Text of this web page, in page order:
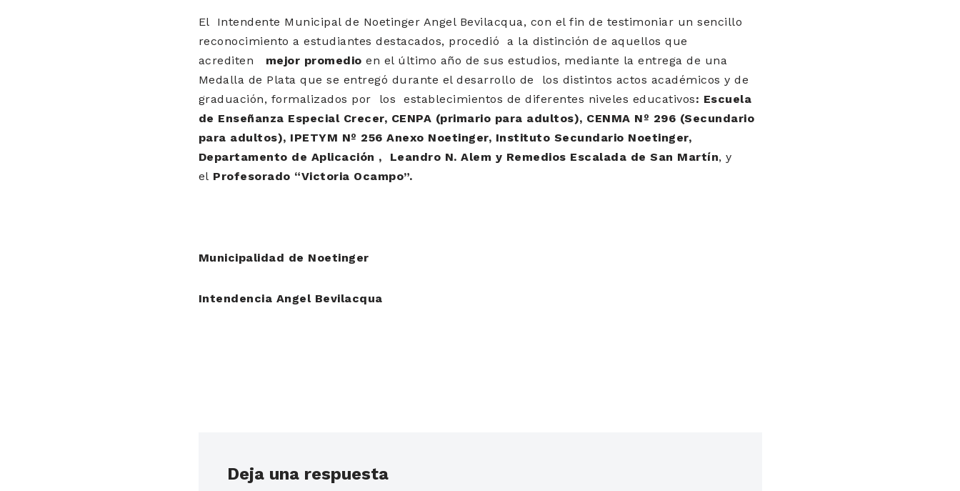
El Intendente Municipal de Noetinger Angel Bevilacqua, con el fin de testimoniar un sencillo
reconocimiento a estudiantes destacados, procedió a la distinción de aquellos que
acrediten mejor promedio en el último año de sus estudios, mediante la entrega de una
Medalla de Plata que se entregó durante el desarrollo de los distintos actos académicos y de
graduación, formalizados por los establecimientos de diferentes niveles educativos: Escuela
de Enseñanza Especial Crecer, CENPA (primario para adultos), CENMA Nº 296 (Secundario
para adultos), IPETYM Nº 256 Anexo Noetinger, Instituto Secundario Noetinger,
Departamento de Aplicación , Leandro N. Alem y Remedios Escalada de San Martín, y
el Profesorado “Victoria Ocampo”.
Municipalidad de Noetinger
Intendencia Angel Bevilacqua
Deja una respuesta